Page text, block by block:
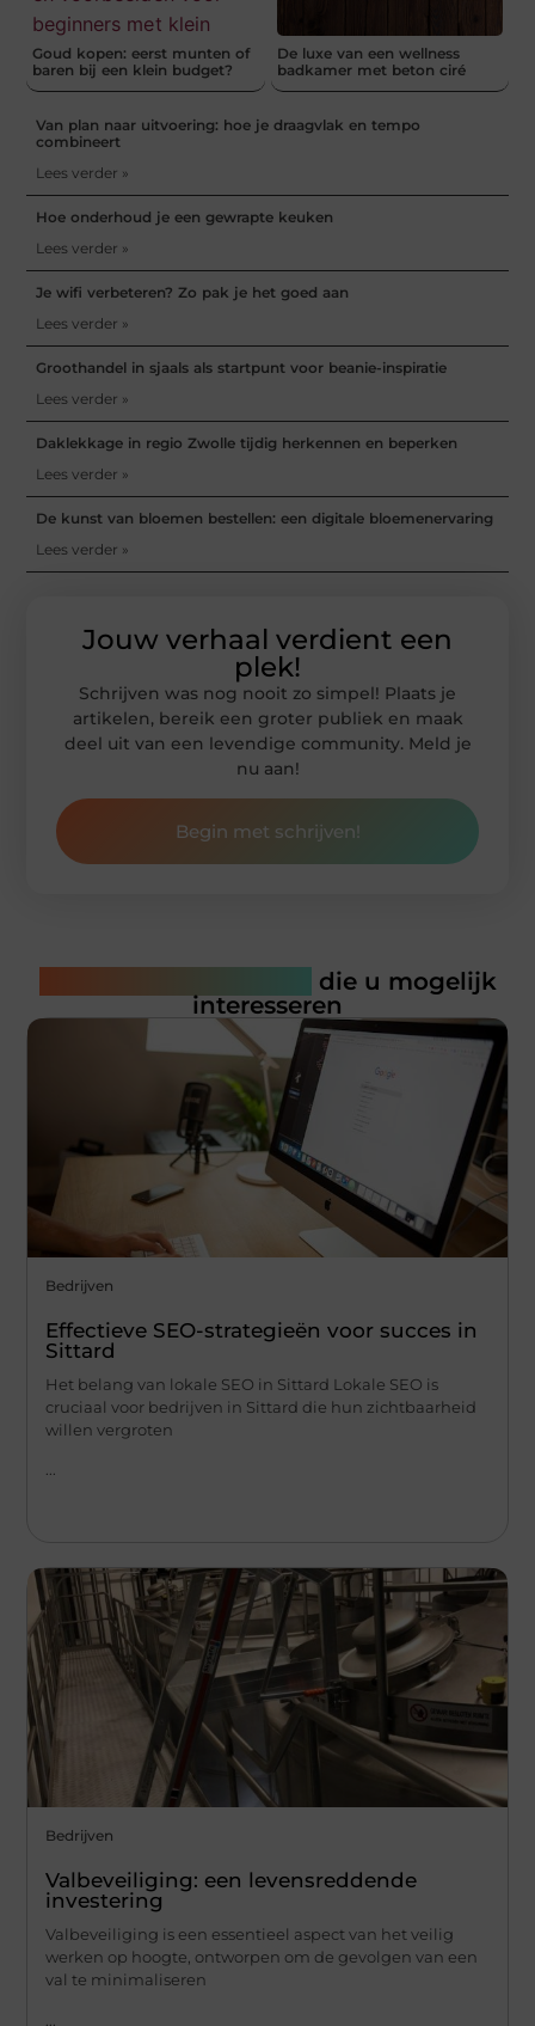
Goud kopen: eerst munten of
baren bij een klein budget?
De luxe van een wellness
badkamer met beton ciré
Van plan naar uitvoering: hoe je draagvlak en tempo
combineert
Lees verder »
Hoe onderhoud je een gewrapte keuken
Lees verder »
Je wifi verbeteren? Zo pak je het goed aan
Lees verder »
Groothandel in sjaals als startpunt voor beanie-inspiratie
Lees verder »
Daklekkage in regio Zwolle tijdig herkennen en beperken
Lees verder »
De kunst van bloemen bestellen: een digitale bloemenervaring
Lees verder »
Jouw verhaal verdient een
plek!
Schrijven was nog nooit zo simpel! Plaats je
artikelen, bereik een groter publiek en maak
deel uit van een levendige community. Meld je
nu aan!
Begin met schrijven!
die u mogelijk
interesseren
Bedrijven
Effectieve SEO-strategieën voor succes in
Sittard
Het belang van lokale SEO in Sittard Lokale SEO is
cruciaal voor bedrijven in Sittard die hun zichtbaarheid
willen vergroten
...
Bedrijven
Valbeveiliging: een levensreddende
investering
Valbeveiliging is een essentieel aspect van het veilig
werken op hoogte, ontworpen om de gevolgen van een
val te minimaliseren